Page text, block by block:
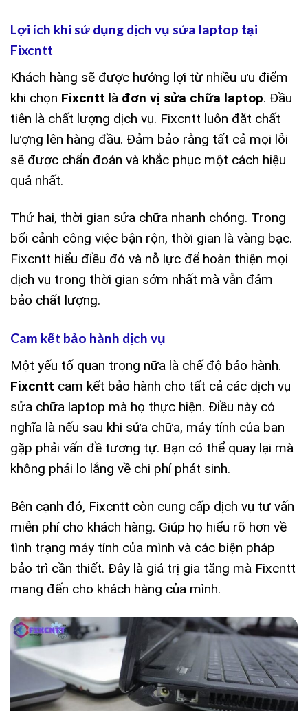
Lợi ích khi sử dụng dịch vụ sửa laptop tại
Fixcntt
Khách hàng sẽ được hưởng lợi từ nhiều ưu điểm
khi chọn Fixcntt là đơn vị sửa chữa laptop. Đầu
tiên là chất lượng dịch vụ. Fixcntt luôn đặt chất
lượng lên hàng đầu. Đảm bảo rằng tất cả mọi lỗi
sẽ được chẩn đoán và khắc phục một cách hiệu
quả nhất.
Thứ hai, thời gian sửa chữa nhanh chóng. Trong
bối cảnh công việc bận rộn, thời gian là vàng bạc.
Fixcntt hiểu điều đó và nỗ lực để hoàn thiện mọi
dịch vụ trong thời gian sớm nhất mà vẫn đảm
bảo chất lượng.
Cam kết bảo hành dịch vụ
Một yếu tố quan trọng nữa là chế độ bảo hành.
Fixcntt cam kết bảo hành cho tất cả các dịch vụ
sửa chữa laptop mà họ thực hiện. Điều này có
nghĩa là nếu sau khi sửa chữa, máy tính của bạn
gặp phải vấn đề tương tự. Bạn có thể quay lại mà
không phải lo lắng về chi phí phát sinh.
Bên cạnh đó, Fixcntt còn cung cấp dịch vụ tư vấn
miễn phí cho khách hàng. Giúp họ hiểu rõ hơn về
tình trạng máy tính của mình và các biện pháp
bảo trì cần thiết. Đây là giá trị gia tăng mà Fixcntt
mang đến cho khách hàng của mình.